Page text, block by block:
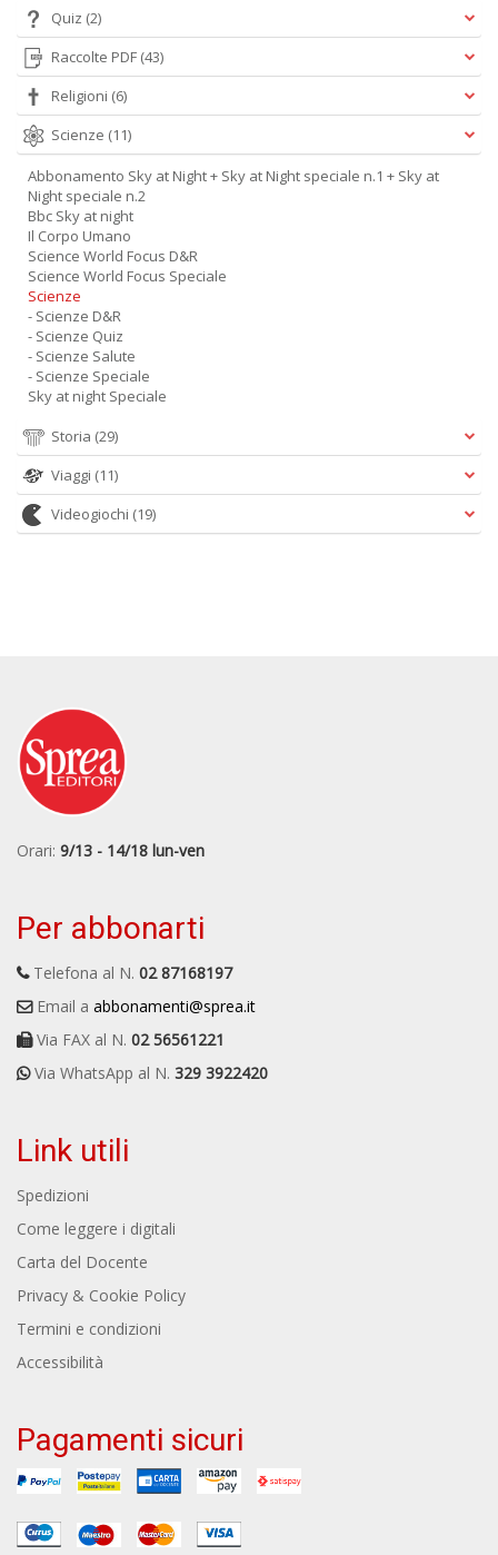
Quiz (2)
Raccolte PDF (43)
Religioni (6)
Scienze (11)
Abbonamento Sky at Night + Sky at Night speciale n.1 + Sky at
Night speciale n.2
Bbc Sky at night
Il Corpo Umano
Science World Focus D&R
Science World Focus Speciale
Scienze
- Scienze D&R
- Scienze Quiz
- Scienze Salute
- Scienze Speciale
Sky at night Speciale
Storia (29)
Viaggi (11)
Videogiochi (19)
Orari: 9/13 - 14/18 lun-ven
Per abbonarti
Telefona al N. 02 87168197
Email a abbonamenti@sprea.it
Via FAX al N. 02 56561221
Via WhatsApp al N. 329 3922420
Link utili
Spedizioni
Come leggere i digitali
Carta del Docente
Privacy & Cookie Policy
Termini e condizioni
Accessibilità
Pagamenti sicuri